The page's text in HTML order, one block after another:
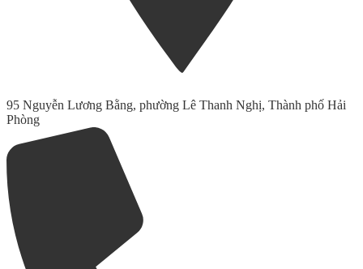
95 Nguyễn Lương Bằng, phường Lê Thanh Nghị, Thành phố Hải
Phòng